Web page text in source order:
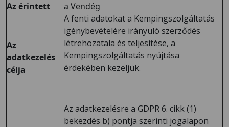
Az érintett a Vendég
Az
adatkezelés
célja
A fenti adatokat a Kempingszolgáltatás
igénybevételére irányuló szerződés
létrehozatala és teljesítése, a
Kempingszolgáltatás nyújtása
érdekében kezeljük.
Az adatkezelésre a GDPR 6. cikk (1)
bekezdés b) pontja szerinti jogalapon